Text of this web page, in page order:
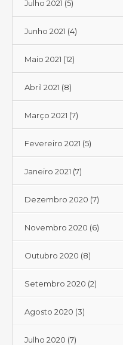
Julho 2021 (5)
Junho 2021 (4)
Maio 2021 (12)
Abril 2021 (8)
Março 2021 (7)
Fevereiro 2021 (5)
Janeiro 2021 (7)
Dezembro 2020 (7)
Novembro 2020 (6)
Outubro 2020 (8)
Setembro 2020 (2)
Agosto 2020 (3)
Julho 2020 (7)